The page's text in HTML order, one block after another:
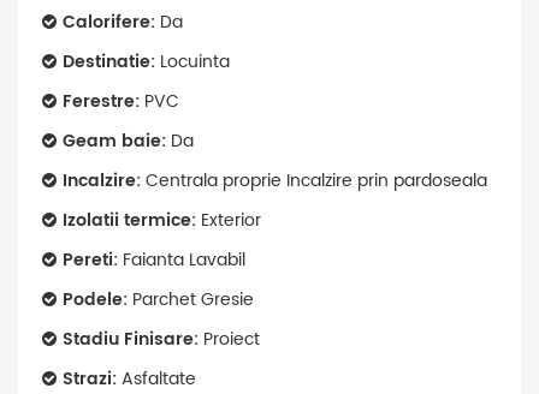
Calorifere: Da
Destinatie: Locuinta
Ferestre: PVC
Geam baie: Da
Incalzire:Centrala proprie Incalzire prin pardoseala
Izolatii termice: Exterior
Pereti: Faianta Lavabil
Podele: Parchet Gresie
Stadiu Finisare: Proiect
Strazi:Asfaltate